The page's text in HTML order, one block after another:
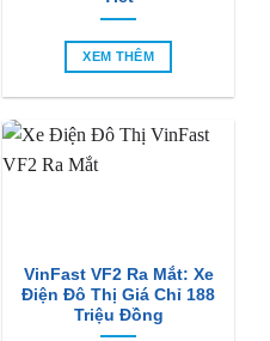
XEM THÊM
VinFast VF2 Ra Mắt: Xe
Điện Đô Thị Giá Chỉ 188
Triệu Đồng